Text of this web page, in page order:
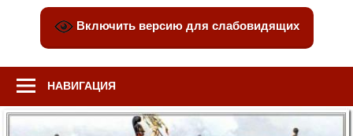
Включить версию для слабовидящих
НАВИГАЦИЯ